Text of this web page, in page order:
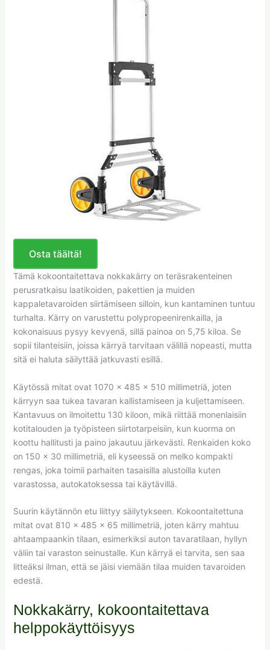
Osta täältä!
Tämä kokoontaitettava nokkakärry on teräsrakenteinen
perusratkaisu laatikoiden, pakettien ja muiden
kappaletavaroiden siirtämiseen silloin, kun kantaminen tuntuu
turhalta. Kärry on varustettu polypropeenirenkailla, ja
kokonaisuus pysyy kevyenä, sillä painoa on 5,75 kiloa. Se
sopii tilanteisiin, joissa kärryä tarvitaan välillä nopeasti, mutta
sitä ei haluta säilyttää jatkuvasti esillä.
Käytössä mitat ovat 1070 × 485 × 510 millimetriä, joten
kärryyn saa tukea tavaran kallistamiseen ja kuljettamiseen.
Kantavuus on ilmoitettu 130 kiloon, mikä riittää monenlaisiin
kotitalouden ja työpisteen siirtotarpeisiin, kun kuorma on
koottu hallitusti ja paino jakautuu järkevästi. Renkaiden koko
on 150 × 30 millimetriä, eli kyseessä on melko kompakti
rengas, joka toimii parhaiten tasaisilla alustoilla kuten
varastossa, autokatoksessa tai käytävillä.
Suurin käytännön etu liittyy säilytykseen. Kokoontaitettuna
mitat ovat 810 × 485 × 65 millimetriä, joten kärry mahtuu
ahtaampaankin tilaan, esimerkiksi auton tavaratilaan, hyllyn
väliin tai varaston seinustalle. Kun kärryä ei tarvita, sen saa
litteäksi ilman, että se jäisi viemään tilaa muiden tavaroiden
edestä.
Nokkakärry, kokoontaitettava
helppokäyttöisyys